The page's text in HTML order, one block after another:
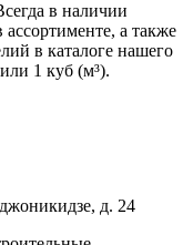
в наличии
а также
в каталоге нашего
1 куб (м³).
д. 24